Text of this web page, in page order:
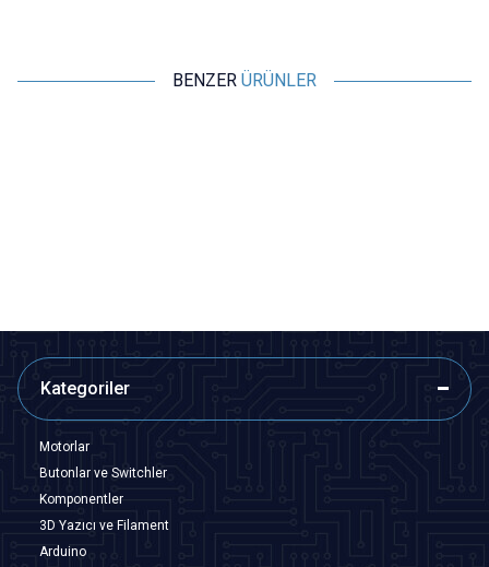
BENZER ÜRÜNLER
Kategoriler
Motorlar
Butonlar ve Switchler
Komponentler
3D Yazıcı ve Filament
Arduino